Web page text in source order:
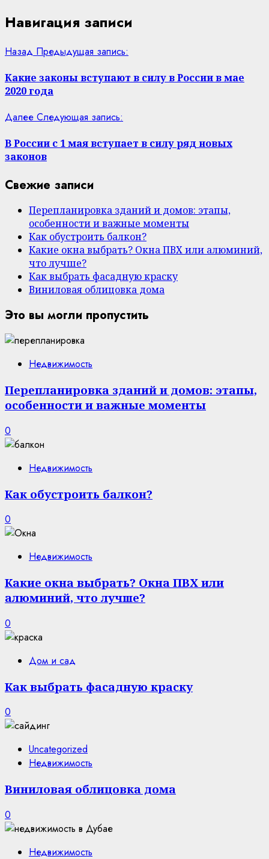
Навигация записи
Назад Предыдущая запись:
Какие законы вступают в силу в России в мае
2020 года
Далее Следующая запись:
В России с 1 мая вступает в силу ряд новых
законов
Свежие записи
Перепланировка зданий и домов: этапы,
особенности и важные моменты
Как обустроить балкон?
Какие окна выбрать? Окна ПВХ или алюминий,
что лучше?
Как выбрать фасадную краску
Виниловая облицовка дома
Это вы могли пропустить
Недвижимость
Перепланировка зданий и домов: этапы,
особенности и важные моменты
0
Недвижимость
Как обустроить балкон?
0
Недвижимость
Какие окна выбрать? Окна ПВХ или
алюминий, что лучше?
0
Дом и сад
Как выбрать фасадную краску
0
Uncategorized
Недвижимость
Виниловая облицовка дома
0
Недвижимость